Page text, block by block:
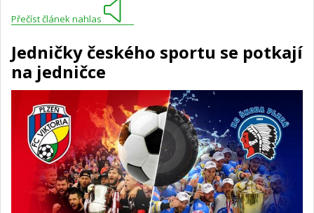
Přečíst článek nahlas
Jedničky českého sportu se potkají
na jedničce